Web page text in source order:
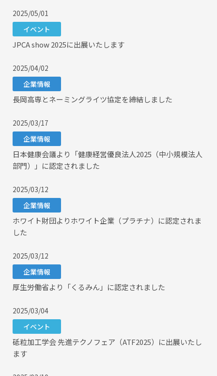
2025/05/01
イベント
JPCA show 2025に出展いたします
2025/04/02
企業情報
長岡高専とネーミングライツ協定を締結しました
2025/03/17
企業情報
日本健康会議より「健康経営優良法人2025（中小規模法人
部門）」に認定されました
2025/03/12
企業情報
ホワイト財団よりホワイト企業（プラチナ）に認定されま
した
2025/03/12
企業情報
厚生労働省より「くるみん」に認定されました
2025/03/04
イベント
砥粒加工学会 先進テクノフェア（ATF2025）に出展いたし
ます